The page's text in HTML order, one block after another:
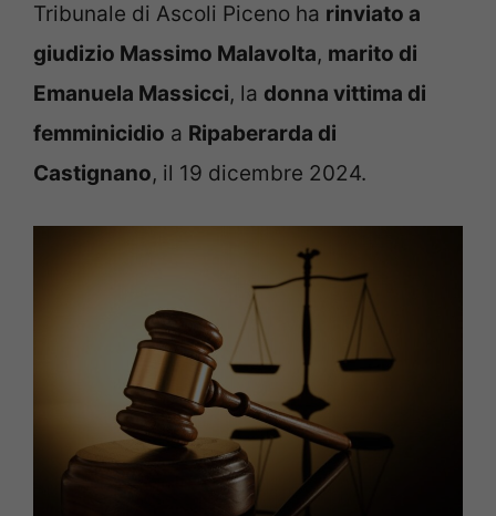
Tribunale di Ascoli Piceno ha rinviato a
giudizio Massimo Malavolta, marito di
Emanuela Massicci, la donna vittima di
femminicidio a Ripaberarda di
Castignano, il 19 dicembre 2024.